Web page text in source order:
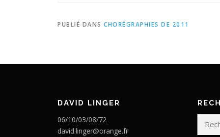
PUBLIÉ DANS CHORÉGRAPHIES DE 2011
DAVID LINGER
06/10/03/08/72
david.linger@orange.fr